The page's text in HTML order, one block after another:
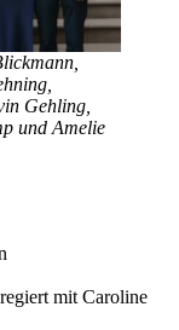
Gehling,
und Amelie
mit Caroline